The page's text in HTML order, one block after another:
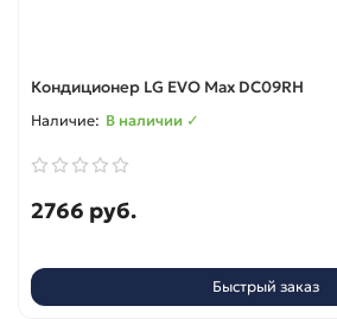
Кондиционер LG EVO Max DC09RH
В наличии ✓
2766 руб.
Быстрый заказ